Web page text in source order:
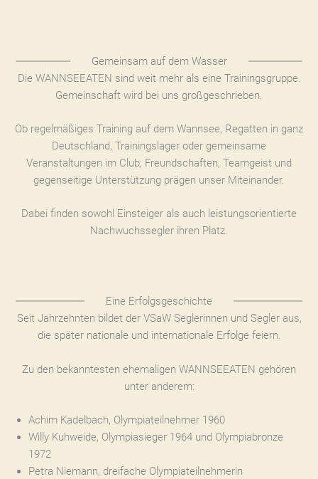
Gemeinsam auf dem Wasser
Die WANNSEEATEN sind weit mehr als eine Trainingsgruppe.
Gemeinschaft wird bei uns großgeschrieben.
Ob regelmäßiges Training auf dem Wannsee, Regatten in ganz
Deutschland, Trainingslager oder gemeinsame
Veranstaltungen im Club; Freundschaften, Teamgeist und
gegenseitige Unterstützung prägen unser Miteinander.
Dabei finden sowohl Einsteiger als auch leistungsorientierte
Nachwuchssegler ihren Platz.
Eine Erfolgsgeschichte
Seit Jahrzehnten bildet der VSaW Seglerinnen und Segler aus,
die später nationale und internationale Erfolge feiern.
Zu den bekanntesten ehemaligen WANNSEEATEN gehören
unter anderem:
Achim Kadelbach, Olympiateilnehmer 1960
Willy Kuhweide, Olympiasieger 1964 und Olympiabronze
1972
Petra Niemann, dreifache Olympiateilnehmerin